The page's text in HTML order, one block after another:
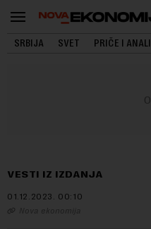
SRBIJA SVET PRIČE I
VESTI IZ IZDANJA
01.12.2023. 00:10
Nova ekonomija